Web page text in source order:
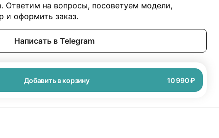
Ответим на вопросы, посоветуем модели,
и оформить заказ.
Написать в Telegram
Добавить в корзину 10 990 ₽